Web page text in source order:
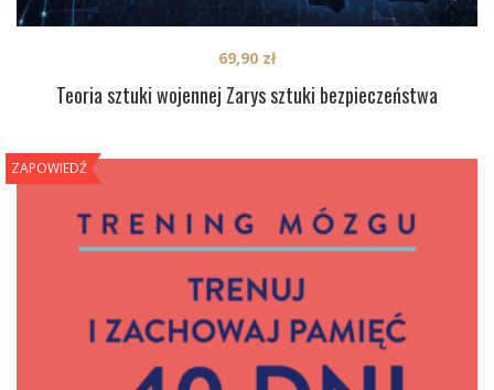
Teoria sztuki wojennej Zarys sztuki bezpieczeństwa
69,90 zł
ZAPOWIEDŹ